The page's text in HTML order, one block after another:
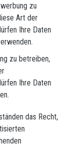
zu
Art der
Ihre Daten
zu betreiben,
Ihre Daten
das Recht,